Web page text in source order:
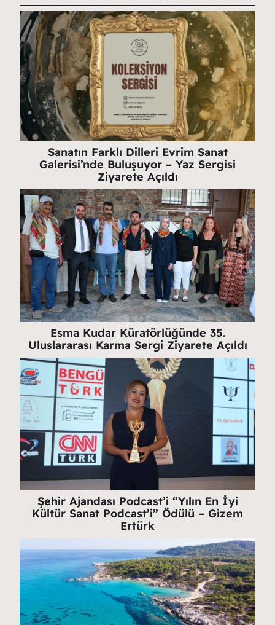
Sanatın Farklı Dilleri Evrim Sanat
Galerisi’nde Buluşuyor – Yaz Sergisi
Ziyarete Açıldı
Esma Kudar Küratörlüğünde 35.
Uluslararası Karma Sergi Ziyarete Açıldı
Şehir Ajandası Podcast’i “Yılın En İyi
Kültür Sanat Podcast’i” Ödülü – Gizem
Ertürk